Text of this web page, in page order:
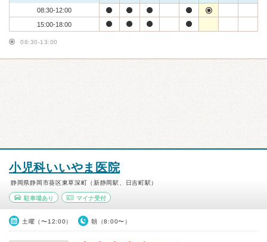
08:30-12:00
15:00-18:00
08:30-13:00
小児科いいやま医院
静岡県静岡市葵区東草深町（新静岡駅、日吉町駅）
駐車場あり マイナ受付
土曜（〜12:00） 朝（8:00〜）